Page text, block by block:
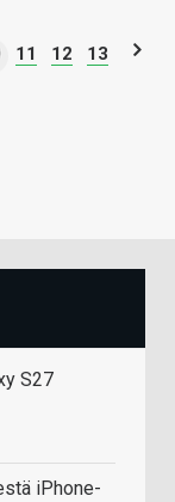
11 12
13
S27
iPhone-